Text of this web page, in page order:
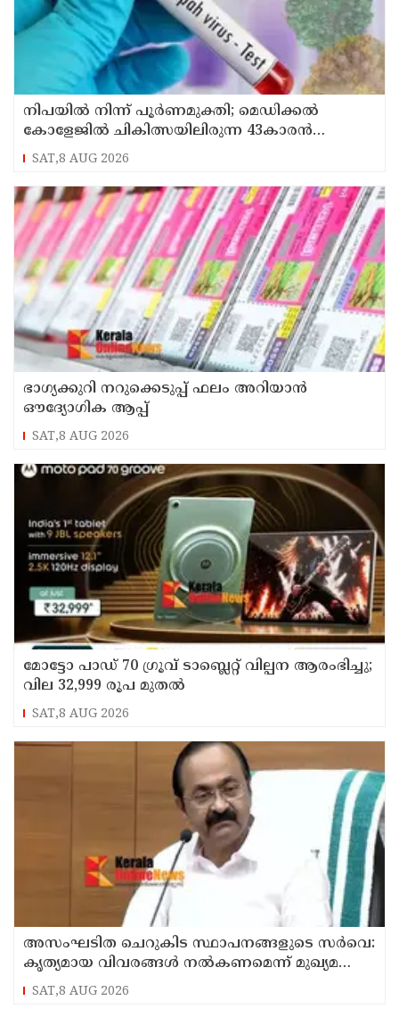
നിപയിൽ നിന്ന് പൂർണമുക്തി; മെഡിക്കൽ
കോളേജിൽ ചികിത്സയിലിരുന്ന 43കാരൻ
വീട്ടിലേക്ക് മടങ്ങി
SAT,8 AUG 2026
ഭാഗ്യക്കുറി നറുക്കെടുപ്പ് ഫലം അറിയാൻ
ഔദ്യോഗിക ആപ്പ്
SAT,8 AUG 2026
മോട്ടോ പാഡ് 70 ഗ്രൂവ് ടാബ്ലെറ്റ് വില്പന ആരംഭിച്ചു;
വില 32,999 രൂപ മുതൽ
SAT,8 AUG 2026
അസംഘടിത ചെറുകിട സ്ഥാപനങ്ങളുടെ സർവെ:
കൃത്യമായ വിവരങ്ങൾ നൽകണമെന്ന് മുഖ്യമന്ത്രി
വി ഡി സതീശൻ
SAT,8 AUG 2026